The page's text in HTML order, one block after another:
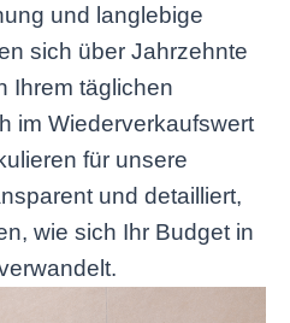
und langlebige
sich über Jahrzehnte
Ihrem täglichen
im Wiederverkaufswert
für unsere
und detailliert,
wie sich Ihr Budget in